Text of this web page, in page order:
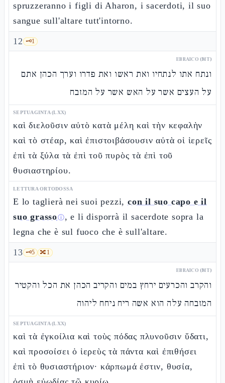
spruzzeranno i figli di Aharon, i sacerdoti, il suo
sangue sull'altare tutt'intorno.
12 🗝️1
EBRAICO (MT)
ונתח אתו לנתחיו ואת ראשו ואת פדרו וערך הכהן אתם
על העצים אשר על האש אשר על המזבח
SEPTUAGINTA (LXX)
καὶ διελοῦσιν αὐτὸ κατὰ μέλη καὶ τὴν κεφαλὴν
καὶ τὸ στέαρ, καὶ ἐπιστοιβάσουσιν αὐτὰ οἱ ἱερεῖς
ἐπὶ τὰ ξύλα τὰ ἐπὶ τοῦ πυρὸς τὰ ἐπὶ τοῦ
θυσιαστηρίου.
LETTURA ORTODOSSA
E lo taglierà nei suoi pezzi, con il suo capo e il
suo grassoⓘ, e li disporrà il sacerdote sopra la
legna che è sul fuoco che è sull'altare.
13 🗝️5 🔀1
EBRAICO (MT)
והקרב והכרעים ירחץ במים והקריב הכהן את הכל והקטיר
המזבחה עלה הוא אשה ריח ניחח ליהוה
SEPTUAGINTA (LXX)
καὶ τὰ ἐγκοίλια καὶ τοὺς πόδας πλυνοῦσιν ὕδατι,
καὶ προσοίσει ὁ ἱερεὺς τὰ πάντα καὶ ἐπιθήσει
ἐπὶ τὸ θυσιαστήριον· κάρπωμά ἐστιν, θυσία,